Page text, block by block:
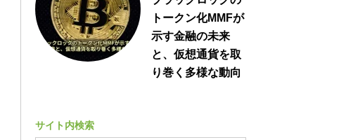
トークン化MMFが
示す金融の未来
と、仮想通貨を取
り巻く多様な動向
サイト内検索